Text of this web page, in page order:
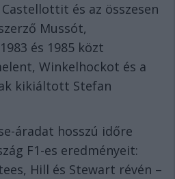
és az összesen
Mussót,
és 1985 közt
Winkelhockot és a
kikiáltott Stefan
áradat hosszú időre
F1-es eredményeit:
Hill és Stewart révén –